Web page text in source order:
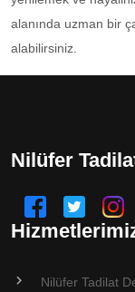
alanında uzman bir
alabilirsiniz.
Nilüfer
Nilüfer Tadilat